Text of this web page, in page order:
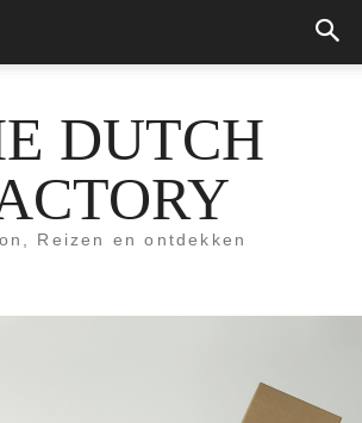
DUTCH
Reizen en ontdekken